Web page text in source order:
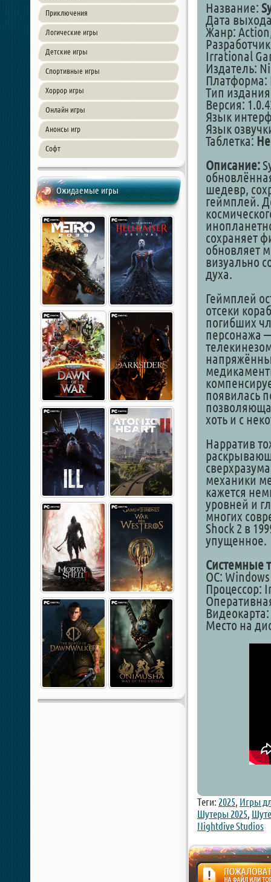
Приключения
Логические игры
Детские игры
Спортивные игры
Хоррор игры
Онлайн игры
Анонсы игр
Софт
Ожидаемые игры
Название:
Дата
Жанр:
Irrational
Издатель:
Платформа:
Тип
Версия:
Язык
Язык
Таблетка:
Описание:
шедевр,
геймплей.
сохраняет
обновляет
визуально
духа.
Геймплей
отсеки
погибших
персонажа
появилась
хоть и с
Нарратив
механики
кажется
уровней и
многих
Shock 2 в
упущенное.
Системные
ОС: Windows
Процессор:
Место на
Теги: 2025, Игры
Шутеры 2025,
Nightdive Studios